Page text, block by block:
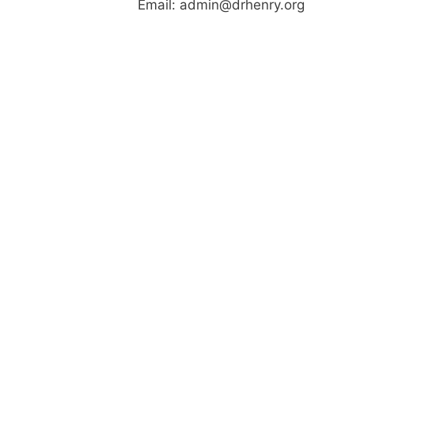
Email: admin@drhenry.org